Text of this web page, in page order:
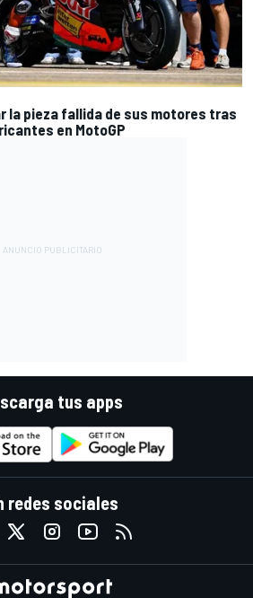
la pieza fallida de sus motores tras
en MotoGP
tus apps
redes sociales